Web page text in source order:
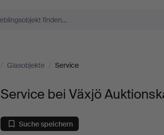
/ Glasobjekte / Service
Service bei Växjö
Suche speichern